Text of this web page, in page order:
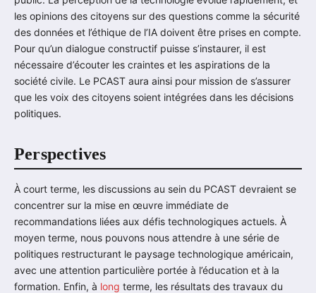
les opinions des citoyens sur des questions comme la sécurité
des données et l’éthique de l’IA doivent être prises en compte.
Pour qu’un dialogue constructif puisse s’instaurer, il est
nécessaire d’écouter les craintes et les aspirations de la
société civile. Le PCAST aura ainsi pour mission de s’assurer
que les voix des citoyens soient intégrées dans les décisions
politiques.
Perspectives
À court terme, les discussions au sein du PCAST devraient se
concentrer sur la mise en œuvre immédiate de
recommandations liées aux défis technologiques actuels. À
moyen terme, nous pouvons nous attendre à une série de
politiques restructurant le paysage technologique américain,
avec une attention particulière portée à l’éducation et à la
formation. Enfin, à long terme, les résultats des travaux du